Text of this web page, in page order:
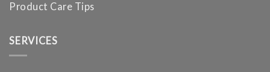
Product Care Tips
SERVICES